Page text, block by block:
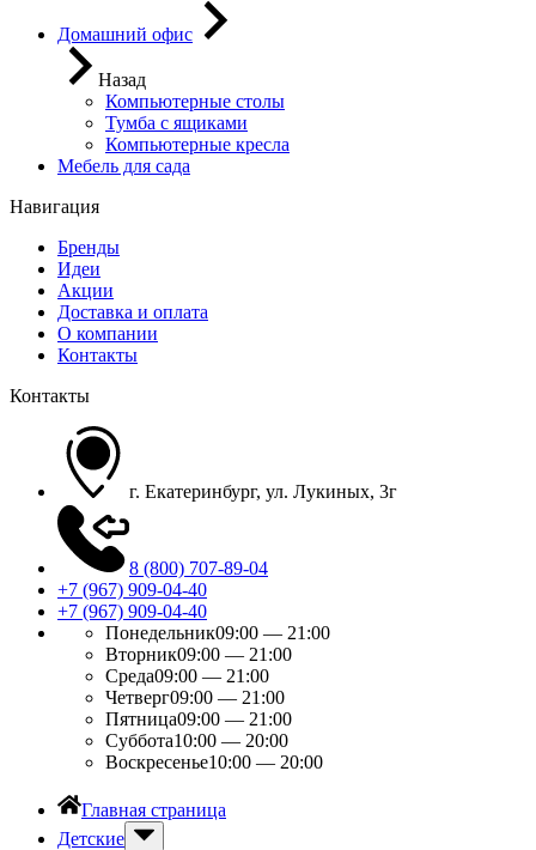
Домашний офис
Назад
Компьютерные столы
Тумба с ящиками
Компьютерные кресла
Мебель для сада
Навигация
Бренды
Идеи
Акции
Доставка и оплата
О компании
Контакты
Контакты
г. Екатеринбург, ул. Лукиных, 3г
8 (800) 707-89-04
+7 (967) 909-04-40
+7 (967) 909-04-40
Понедельник09:00 — 21:00
Вторник09:00 — 21:00
Среда09:00 — 21:00
Четверг09:00 — 21:00
Пятница09:00 — 21:00
Суббота10:00 — 20:00
Воскресенье10:00 — 20:00
Главная страница
Детские